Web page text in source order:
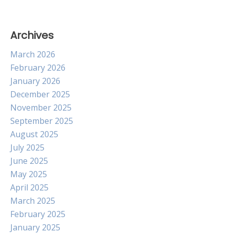
Archives
March 2026
February 2026
January 2026
December 2025
November 2025
September 2025
August 2025
July 2025
June 2025
May 2025
April 2025
March 2025
February 2025
January 2025